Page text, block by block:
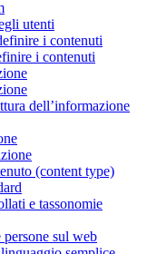
utenti
i contenuti
i contenuti
dell’informazione
(content type)
e tassonomie
sul web